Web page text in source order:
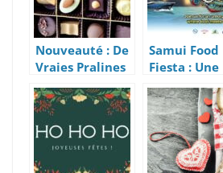
Nouveauté : De
Vraies Pralines
Belges
(Chocolats)
Arrivent Pour
Les Fêtes !
Samui Food
Fiesta : Une
Fête
les 21 et 22
sept. 2024